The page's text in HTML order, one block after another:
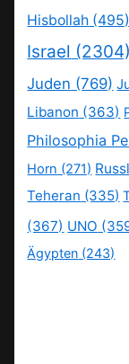
Hisbollah (495)
Israel (2304)
Juden (769)
Libanon (363)
Philosophia
Horn (271)
Teheran (335)
(367) UNO
Ägypten (243)